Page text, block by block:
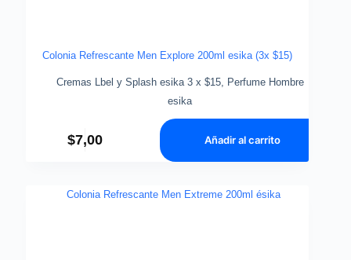
Colonia Refrescante Men Explore 200ml esika (3x $15)
Cremas Lbel y Splash esika 3 x $15,
Perfume Hombre
esika
$7,00 Añadir al carrito